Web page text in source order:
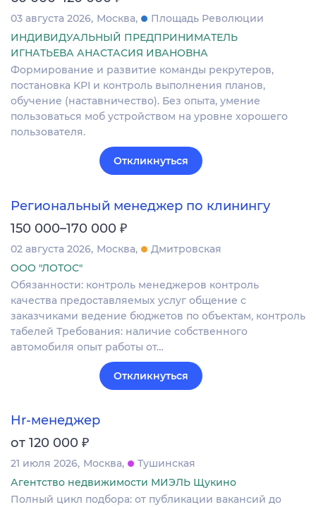
03 августа 2026 Москва
Площадь Революции
ИНДИВИДУАЛЬНЫЙ ПРЕДПРИНИМАТЕЛЬ
ИГНАТЬЕВА АНАСТАСИЯ ИВАНОВНА
Формирование и развитие команды рекрутеров,
постановка KPI и контроль выполнения планов,
обучение (наставничество). Без опыта, умение
пользоваться моб устройством на уровне хорошего
пользователя.
Откликнуться
Региональный менеджер по клинингу
150 000–170 000 ₽
02 августа 2026 Москва
Дмитровская
ООО "ЛОТОС"
Обязанности: контроль менеджеров контроль
качества предоставляемых услуг общение с
заказчиками ведение бюджетов по объектам, контроль
табелей Требования: наличие собственного
автомобиля опыт работы от…
Откликнуться
Hr-менеджер
от 120 000 ₽
21 июля 2026 Москва
Тушинская
Агентство недвижимости МИЭЛЬ Щукино
Полный цикл подбора: от публикации вакансий до